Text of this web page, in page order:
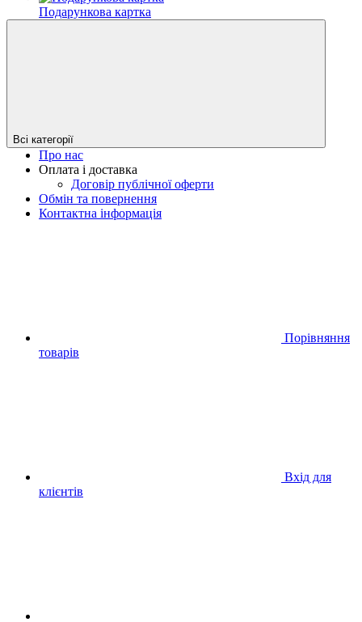
Подарункова картка
Всі категорії
Про нас
Оплата і доставка
Договір публічної оферти
Обмін та повернення
Контактна інформація
Порівняння
товарів
Вхід для
клієнтів